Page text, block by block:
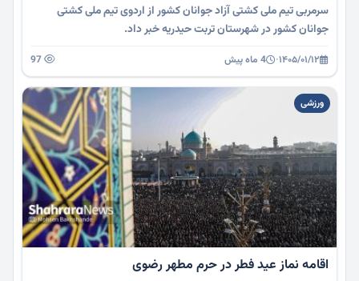
سرمربی تیم ملی کشتی آزاد جوانان کشور از اردوی تیم ملی کشتی
جوانان کشور در شهرستان تربت حیدریه خبر داد.
۱۴۰۵/۰۱/۱۲· 4 ماه پیش
ورزشی
اقامه نماز عید فطر در حرم مطهر رضوی